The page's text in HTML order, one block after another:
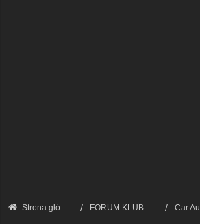
Strona główna FORUM KLUB AUDI A8 - FORUM TECHNICZNE